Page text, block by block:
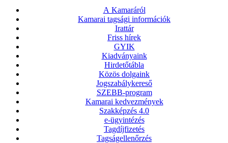
A Kamaráról
Kamarai tagsági információk
Irattár
Friss hírek
GYIK
Kiadványaink
Hirdetőtábla
Közös dolgaink
Jogszabálykereső
SZEBB-program
Kamarai kedvezmények
Szakképzés 4.0
e-ügyintézés
Tagdíjfizetés
Tagságellenőrzés